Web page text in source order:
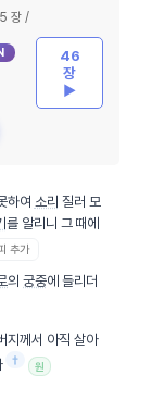
장 /
46
장
▶
하여 소리 질러 모
를 알리니 그 때에
추가
의궁중에 들리더
지께서 아직 살아
† 원